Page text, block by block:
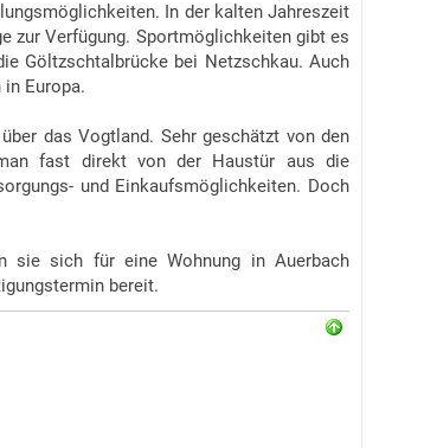
In der kalten Jahreszeit
zur Verfügung. Sportmöglichkeiten gibt es
Göltzschtalbrücke bei Netzschkau. Auch
Europa.
das Vogtland. Sehr geschätzt von den
fast direkt von der Haustür aus die
und Einkaufsmöglichkeiten. Doch
sie sich für eine Wohnung in Auerbach
bereit.